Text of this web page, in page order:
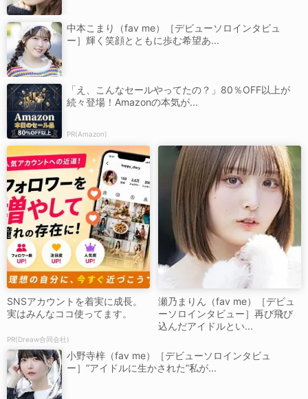
中本こまり（fav me）［デビューソロインタビュ
ー］輝く笑顔とともに歩む希望あ...
「え、こんなセールやってたの？」80％OFF以上が
続々登場！Amazonの本気が...
PR(Amazon)
SNSアカウントを着実に成長。
実はみんなココ使ってます。
PR(Dreaw合同会社)
瀬乃まりん（fav me）［デビュ
ーソロインタビュー］再び飛び
込んだアイドルとい...
小野寺梓（fav me）［デビューソロインタビュ
ー］“アイドルに生かされた”私が...